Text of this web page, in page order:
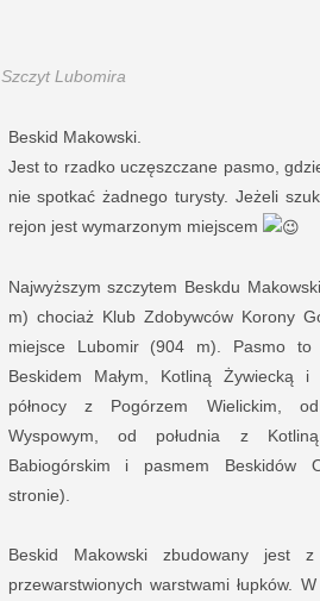
Szczyt Lubomira
Beskid Makowski.
Jest to rzadko uczęszczane pasmo,
nie spotkać żadnego turysty. Jeżeli
rejon jest wymarzonym miejscem
Najwyższym szczytem Beskdu
m) chociaż Klub Zdobywców Korony
miejsce Lubomir (904 m). Pasmo
Beskidem Małym, Kotliną Żywiecką
północy z Pogórzem Wielickim,
Wyspowym, od południa z
Babiogórskim i pasmem Beskidów
stronie).
Beskid Makowski zbudowany jest z
przewarstwionych warstwami łupków.